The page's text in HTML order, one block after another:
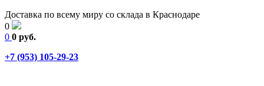
Доставка по всему миру со склада в Краснодаре
0
0 0 руб.
+7 (953) 105-29-23